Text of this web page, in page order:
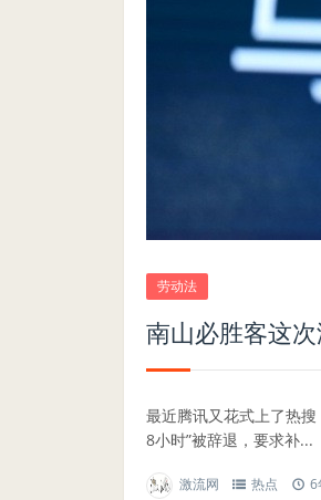
劳动法
南山必胜客这
最近腾讯又花式上了热
8小时”被辞退，要求补...
激流网 热点 6